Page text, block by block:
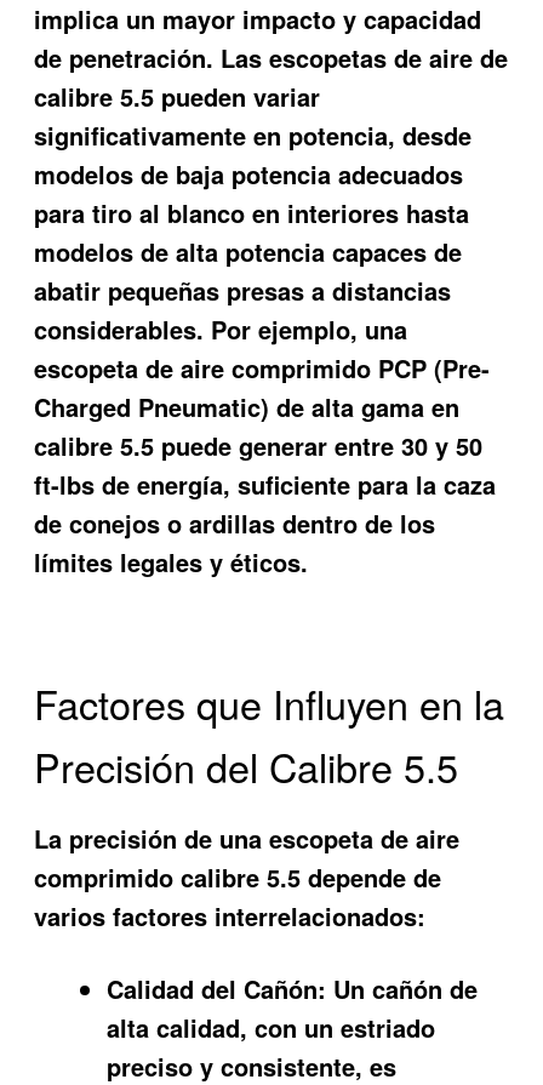
implica un mayor impacto y capacidad
de penetración. Las escopetas de aire de
calibre 5.5 pueden variar
significativamente en potencia, desde
modelos de baja potencia adecuados
para tiro al blanco en interiores hasta
modelos de alta potencia capaces de
abatir pequeñas presas a distancias
considerables. Por ejemplo, una
escopeta de aire comprimido PCP (Pre-
Charged Pneumatic) de alta gama en
calibre 5.5 puede generar entre 30 y 50
ft-lbs de energía, suficiente para la caza
de conejos o ardillas dentro de los
límites legales y éticos.
Factores que Influyen en la
Precisión del Calibre 5.5
La precisión de una escopeta de aire
comprimido calibre 5.5 depende de
varios factores interrelacionados:
Calidad del Cañón: Un cañón de
alta calidad, con un estriado
preciso y consistente, es